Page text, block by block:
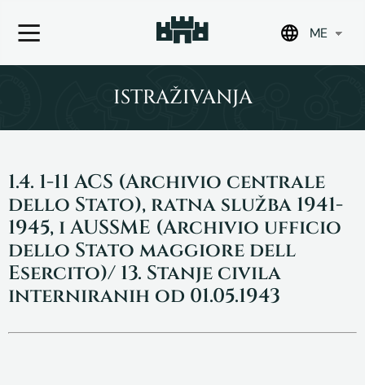
ME
ISTRAŽIVANJA
1.4. 1-11 ACS (Archivio centrale
dello Stato), ratna služba 1941-
1945, i AUSSME (Archivio ufficio
dello Stato maggiore dell
Esercito)/ 13. Stanje civila
interniranih od 01.05.1943